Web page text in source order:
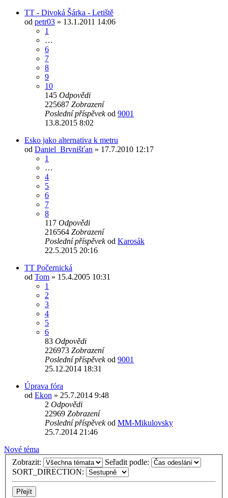
TT - Divoká Šárka - Letiště
od petr03 » 13.1.2011 14:06
1
…
6
7
8
9
10
145 Odpovědi
225687 Zobrazení
Poslední příspěvekod 9001
13.8.2015 8:02
Esko jako alternativa k metru
od Daniel_Brvnišťan » 17.7.2010 12:17
1
…
4
5
6
7
8
117 Odpovědi
216564 Zobrazení
Poslední příspěvekod Karosák
22.5.2015 20:16
TT Počernická
od Tom » 15.4.2005 10:31
1
2
3
4
5
6
83 Odpovědi
226973 Zobrazení
Poslední příspěvekod 9001
25.12.2014 18:31
Úprava fóra
od Ekon » 25.7.2014 9:48
2 Odpovědi
22969 Zobrazení
Poslední příspěvekod MM-Mikulovsky
25.7.2014 21:46
Nové téma
Zobrazit:
Seřadit podle:
SORT_DIRECTION: